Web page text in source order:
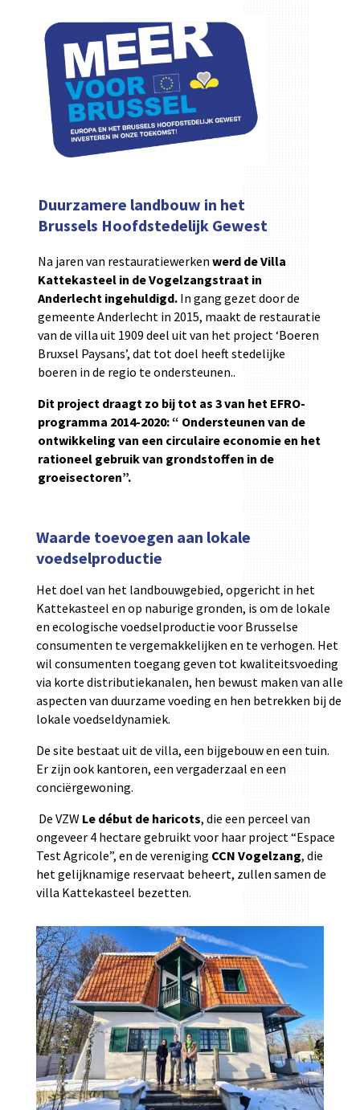
Duurzamere landbouw in het
Brussels Hoofdstedelijk Gewest
Na jaren van restauratiewerken werd de Villa
Kattekasteel in de Vogelzangstraat in
Anderlecht ingehuldigd.In gang gezet door de
gemeente Anderlecht in 2015, maakt de restauratie
van de villa uit 1909 deel uit van het project ‘Boeren
Bruxsel Paysans’, dat tot doel heeft stedelijke
boeren in de regio te ondersteunen..
Dit project draagt zo bij tot as 3 van het EFRO-
programma 2014-2020: “ Ondersteunen van de
ontwikkeling van een circulaire economie en het
rationeel gebruik van grondstoffen in de
groeisectoren”.
Waarde toevoegen aan lokale
voedselproductie
Het doel van het landbouwgebied, opgericht in het
Kattekasteel en op naburige gronden, is om de lokale
en ecologische voedselproductie voor Brusselse
consumenten te vergemakkelijken en te verhogen. Het
wil consumenten toegang geven tot kwaliteitsvoeding
via korte distributiekanalen, hen bewust maken van alle
aspecten van duurzame voeding en hen betrekken bij de
lokale voedseldynamiek.
De site bestaat uit de villa, een bijgebouw en een tuin.
Er zijn ook kantoren, een vergaderzaal en een
conciërgewoning.
De VZW Le début de haricots, die een perceel van
ongeveer 4 hectare gebruikt voor haar project “Espace
Test Agricole”, en de vereniging CCN Vogelzang, die
het gelijknamige reservaat beheert, zullen samen de
villa Kattekasteel bezetten.